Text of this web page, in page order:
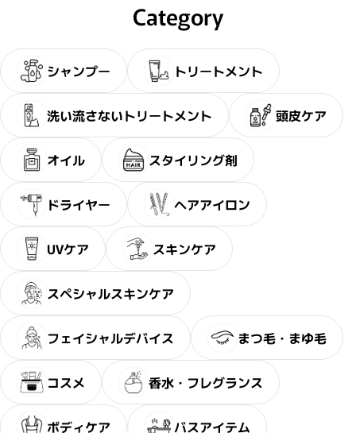
サブリミック正規販売店・2〜3問の簡単な問診にお答え
ください。
Category
シャンプー トリートメント
洗い流さないトリートメント 頭皮ケア
オイル スタイリング剤
ドライヤー ヘアアイロン
UVケア スキンケア
スペシャルスキンケア
フェイシャルデバイス まつ毛・まゆ毛
コスメ 香水・フレグランス
ボディケア バスアイテム